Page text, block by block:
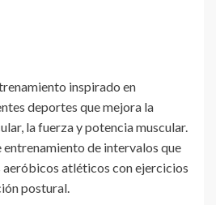
inspirado en
deportes que mejora la
la fuerza y potencia muscular.
entrenamiento de intervalos que
atléticos con ejercicios
postural.